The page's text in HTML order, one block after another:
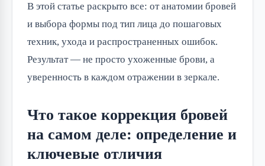
В этой статье раскрыто все: от анатомии бровей
и выбора формы под тип лица до пошаговых
техник, ухода и распространенных ошибок.
Результат — не просто ухоженные брови, а
уверенность в каждом отражении в зеркале.
Что такое коррекция бровей
на самом деле: определение и
ключевые отличия